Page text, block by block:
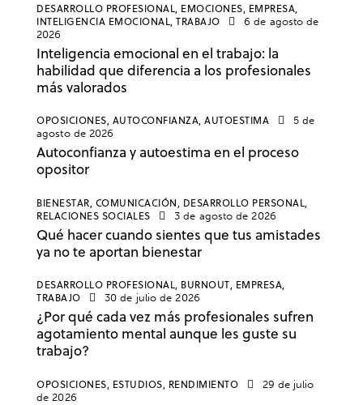
DESARROLLO PROFESIONAL, EMOCIONES, EMPRESA,
INTELIGENCIA EMOCIONAL, TRABAJO
6 de agosto de
2026
Inteligencia emocional en el trabajo: la
habilidad que diferencia a los profesionales
más valorados
OPOSICIONES, AUTOCONFIANZA, AUTOESTIMA
5 de
agosto de 2026
Autoconfianza y autoestima en el proceso
opositor
BIENESTAR, COMUNICACIÓN, DESARROLLO PERSONAL,
RELACIONES SOCIALES
3 de agosto de 2026
Qué hacer cuando sientes que tus amistades
ya no te aportan bienestar
DESARROLLO PROFESIONAL, BURNOUT, EMPRESA,
TRABAJO
30 de julio de 2026
¿Por qué cada vez más profesionales sufren
agotamiento mental aunque les guste su
trabajo?
OPOSICIONES, ESTUDIOS, RENDIMIENTO
29 de julio
de 2026